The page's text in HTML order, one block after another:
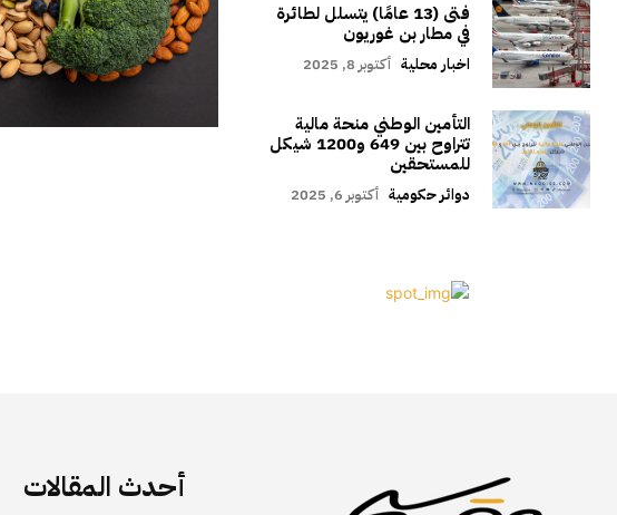
فتى (13 عامًا) يتسلل لطائرة
في مطار بن غوريون
اخبار محلية أكتوبر 8, 2025
التأمين الوطني منحة مالية
تتراوح بين 649 و1200 شيكل
للمستحقين
دوائر حكومية أكتوبر 6, 2025
أحدث المقالات